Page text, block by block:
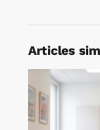
Articles